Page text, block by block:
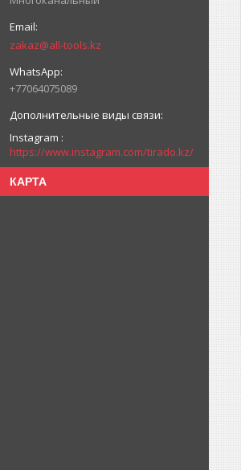
zakaz@all-tools.kz
+77064075089
Instagram
https://www.instagram.com/tirado.kz/
КАРТА